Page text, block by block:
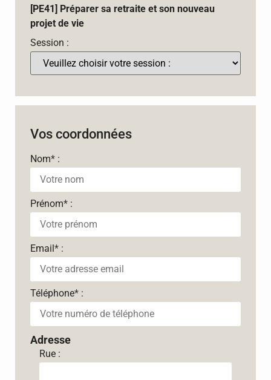
[PE41] Préparer sa retraite et son nouveau
projet de vie
Session :
Vos coordonnées
Nom* :
Prénom* :
Email* :
Téléphone* :
Adresse
Rue :